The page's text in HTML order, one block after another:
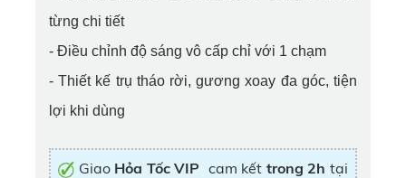
từng chi tiết
- Điều chỉnh độ sáng vô cấp chỉ với 1 chạm
- Thiết kế trụ tháo rời, gương xoay đa góc, tiện
lợi khi dùng
Giao Hỏa Tốc VIP cam kết trong 2h tại